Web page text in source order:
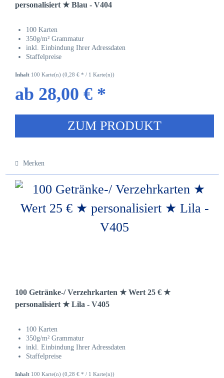
personalisiert ★ Blau - V404
100 Karten
350g/m² Grammatur
inkl. Einbindung Ihrer Adressdaten
Staffelpreise
Inhalt 100 Karte(n) (0,28 € * / 1 Karte(n))
ab 28,00 € *
ZUM PRODUKT
Merken
100 Getränke-/ Verzehrkarten ★ Wert 25 € ★
personalisiert ★ Lila - V405
100 Karten
350g/m² Grammatur
inkl. Einbindung Ihrer Adressdaten
Staffelpreise
Inhalt 100 Karte(n) (0,28 € * / 1 Karte(n))